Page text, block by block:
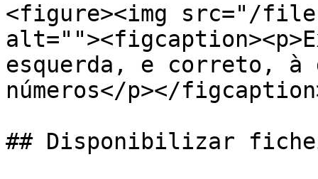
<figure><img src="/
esquerda, e correto,
números</p></
## Disponibilizar